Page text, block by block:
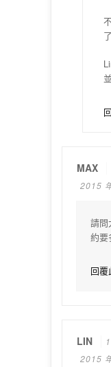
MAX
2015
請問
約要
回
LIN
2015